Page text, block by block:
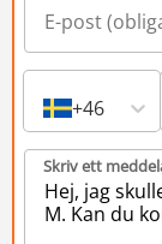
+46
Skriv ett